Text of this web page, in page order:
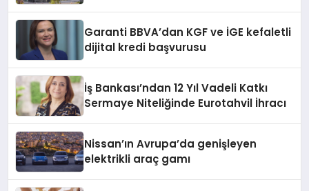
Garanti BBVA’dan KGF ve İGE kefaletli
dijital kredi başvurusu
İş Bankası’ndan 12 Yıl Vadeli Katkı
Sermaye Niteliğinde Eurotahvil İhracı
Nissan’ın Avrupa’da genişleyen
elektrikli araç gamı